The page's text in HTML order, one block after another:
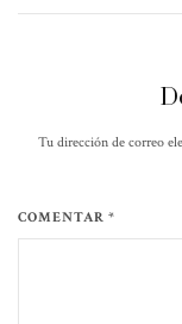
Tu dirección de correo
COMENTAR *